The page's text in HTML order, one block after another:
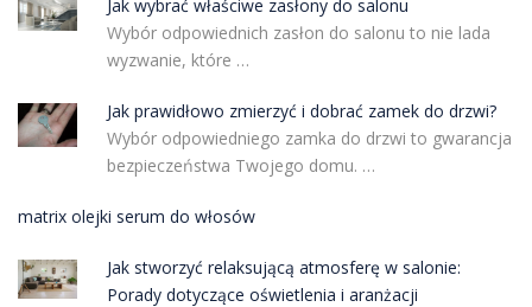
Jak wybrać właściwe zasłony do salonu
Wybór odpowiednich zasłon do salonu to nie lada
wyzwanie, które …
Jak prawidłowo zmierzyć i dobrać zamek do drzwi?
Wybór odpowiedniego zamka do drzwi to gwarancja
bezpieczeństwa Twojego domu. …
matrix olejki serum do włosów
Jak stworzyć relaksującą atmosferę w salonie:
Porady dotyczące oświetlenia i aranżacji